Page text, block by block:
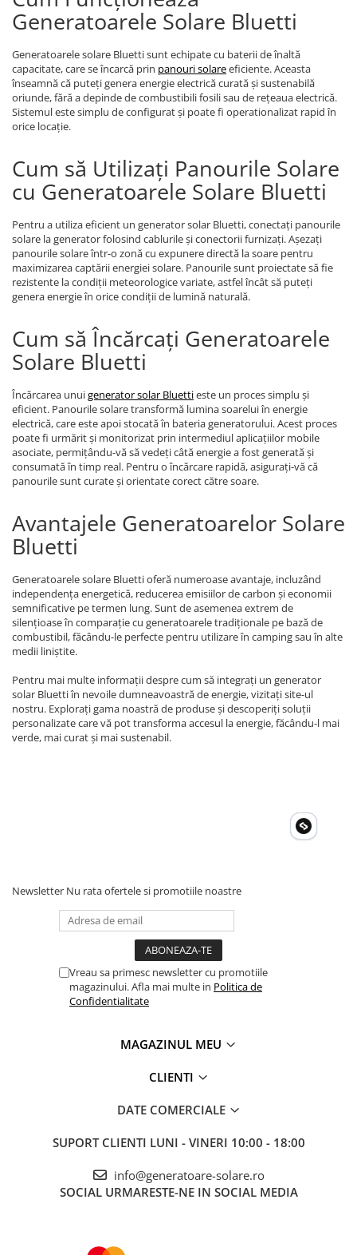
Generatoarele Solare Bluetti
Generatoarele solare Bluetti sunt echipate cu baterii de înaltă
capacitate, care se încarcă prin panouri solareeficiente. Aceasta
înseamnă că puteți genera energie electrică curată și sustenabilă
oriunde, fără a depinde de combustibili fosili sau de rețeaua electrică.
Sistemul este simplu de configurat și poate fi operationalizat rapid în
orice locație.
Cum să Utilizați Panourile Solare
cu Generatoarele Solare Bluetti
Pentru a utiliza eficient un generator solar Bluetti, conectați panourile
solare la generator folosind cablurile și conectorii furnizați. Așezați
panourile solare într-o zonă cu expunere directă la soare pentru
maximizarea captării energiei solare. Panourile sunt proiectate să fie
rezistente la condiții meteorologice variate, astfel încât să puteți
genera energie în orice condiții de lumină naturală.
Cum să Încărcați Generatoarele
Solare Bluetti
Încărcarea unuigenerator solar Bluettieste un proces simplu și
eficient. Panourile solare transformă lumina soarelui în energie
electrică, care este apoi stocată în bateria generatorului. Acest proces
poate fi urmărit și monitorizat prin intermediul aplicațiilor mobile
asociate, permițându-vă să vedeți câtă energie a fost generată și
consumată în timp real. Pentru o încărcare rapidă, asigurați-vă că
panourile sunt curate și orientate corect către soare.
Avantajele Generatoarelor Solare
Bluetti
Generatoarele solare Bluetti oferă numeroase avantaje, incluzând
independența energetică, reducerea emisiilor de carbon și economii
semnificative pe termen lung. Sunt de asemenea extrem de
silențioase în comparație cu generatoarele tradiționale pe bază de
combustibil, făcându-le perfecte pentru utilizare în camping sau în alte
medii liniștite.
Pentru mai multe informații despre cum să integrați un generator
solar Bluetti în nevoile dumneavoastră de energie, vizitați site-ul
nostru. Explorați gama noastră de produse și descoperiți soluții
personalizate care vă pot transforma accesul la energie, făcându-l mai
verde, mai curat și mai sustenabil.
Newsletter Nu rata ofertele si promotiile noastre
Vreau sa primesc newsletter cu promotiile
magazinului. Afla mai multe in Politica de
Confidentialitate
MAGAZINUL MEU
CLIENTI
DATE COMERCIALE
SUPORT CLIENTI LUNI - VINERI 10:00 - 18:00
info@generatoare-solare.ro
SOCIAL URMARESTE-NE IN SOCIAL MEDIA